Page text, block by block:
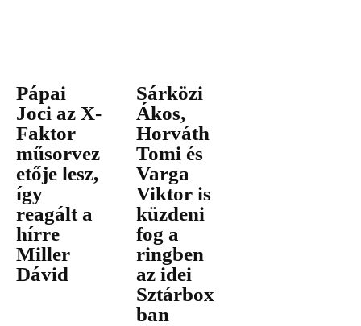
Pápai
Joci az X-
Faktor
műsorvez
etője lesz,
így
reagált a
hírre
Miller
Dávid
Sárközi
Ákos,
Horváth
Tomi és
Varga
Viktor is
küzdeni
fog a
ringben
az idei
Sztárbox
ban